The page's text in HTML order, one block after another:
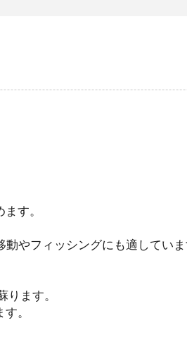
す。
やフィッシングにも適してい
ります。
。